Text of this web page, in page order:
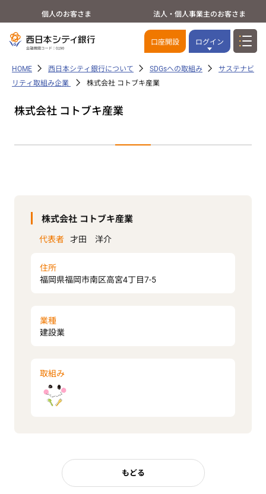
個人のお客さま 法人・個人事業主のお客さま
口座開設 ログイン
HOME 西日本シティ銀行について SDGsへの取組み
サステナビ
リティ取組み企業
株式会社 コトブキ産業
株式会社 コトブキ産業
株式会社 コトブキ産業
代表者 才田 洋介
住所
福岡県福岡市南区高宮4丁目7-5
業種
建設業
取組み
もどる